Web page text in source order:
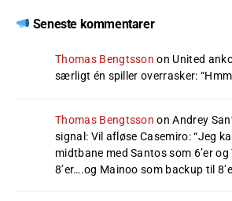
Seneste kommentarer
Thomas Bengtsson on United
særligt én spiller overrasker: “
Thomas Bengtsson onAndrey
signal: Vil afløse Casemiro: “Jeg
midtbane med Santos som 6’er
8’er….og Mainoo som backup til